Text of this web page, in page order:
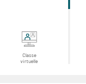
Classe
virtuelle